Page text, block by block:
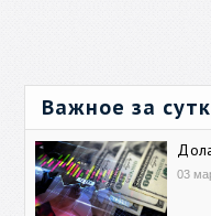
Важное за
03